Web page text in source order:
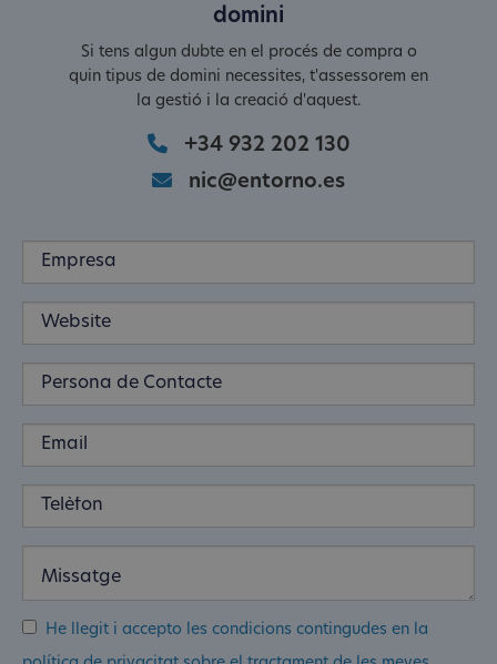
domini
Si tens algun dubte en el procés de compra o
quin tipus de domini necessites, t'assessorem en
la gestió i la creació d'aquest.
+34 932 202 130
nic@entorno.es
He llegit i accepto les condicions contingudes en la